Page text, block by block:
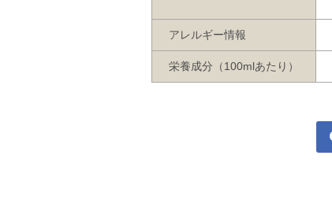
アレルギー情報
栄養成分（100mlあたり）